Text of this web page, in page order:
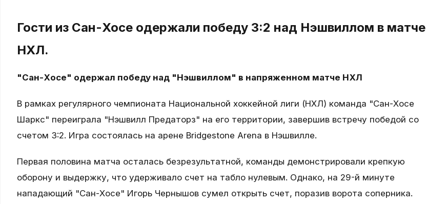
Гости из Сан-Хосе одержали победу 3:2 над Нэшвиллом в матче
НХЛ.
"Сан-Хосе" одержал победу над "Нэшвиллом" в напряженном матче НХЛ
В рамках регулярного чемпионата Национальной хоккейной лиги (НХЛ) команда "Сан-Хосе
Шаркс" переиграла "Нэшвилл Предаторз" на его территории, завершив встречу победой со
счетом 3:2. Игра состоялась на арене Bridgestone Arena в Нэшвилле.
Первая половина матча осталась безрезультатной, команды демонстрировали крепкую
оборону и выдержку, что удерживало счет на табло нулевым. Однако, на 29-й минуте
нападающий "Сан-Хосе" Игорь Чернышов сумел открыть счет, поразив ворота соперника.